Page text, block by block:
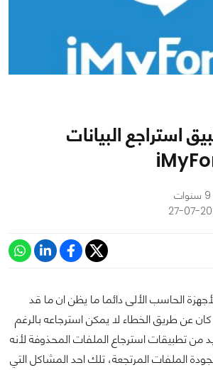
استراجع البيانات
الحاسب الألى دائما ما يظن ان ما قد
عن طريق الخطاء لا يمكن استرجاعه بالرغم
من تطبيقات استرجاع الملفات المحذوفة لأنه
الملفات المرتجعة، تلك احد المشاكل التي